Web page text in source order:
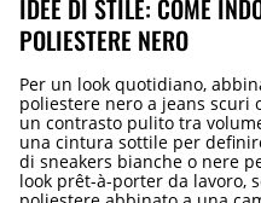
IDEE DI STILE: COME
POLIESTERE NERO
Per un look quotidiano,
poliestere nero a jeans scuri
un contrasto pulito tra
una cintura sottile per
di sneakers bianche o nere
look prêt-à-porter da lavoro,